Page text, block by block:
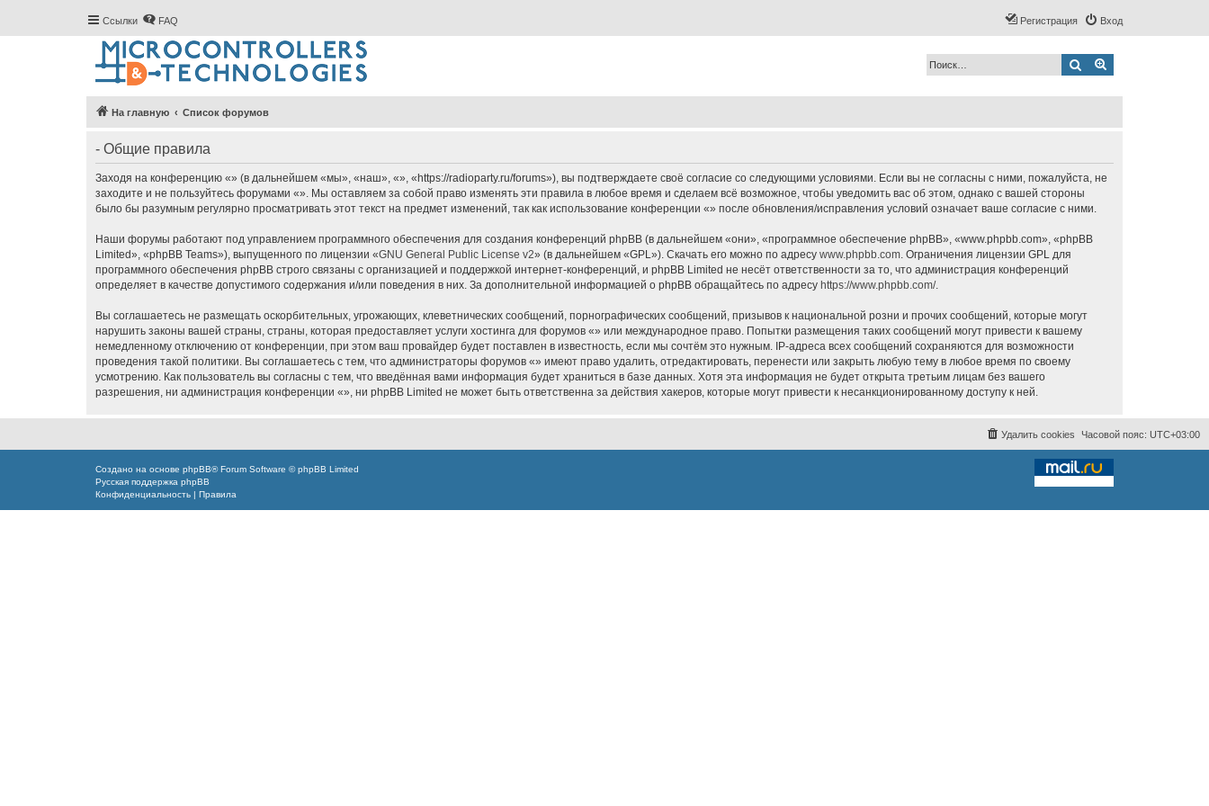
Ссылки FAQ Вход
Регистрация
Поиск
На главную Список форумов
- Общие правила
Заходя на конференцию «» (в дальнейшем «мы», «наш», «», «https://radioparty.ru/forums»), вы подтверждаете своё согласие со следующими условиями. Если вы не согласны с ними, пожалуйста, не
заходите и не пользуйтесь форумами «». Мы оставляем за собой право изменять эти правила в любое время и сделаем всё возможное, чтобы уведомить вас об этом, однако с вашей стороны
было бы разумным регулярно просматривать этот текст на предмет изменений, так как использование конференции «» после обновления/исправления условий означает ваше согласие с ними.
Наши форумы работают под управлением программного обеспечения для создания конференций phpBB (в дальнейшем «они», «программное обеспечение phpBB», «www.phpbb.com», «phpBB
Limited», «phpBB Teams»), выпущенного по лицензии «GNU General Public License v2» (в дальнейшем «GPL»). Скачать его можно по адресу www.phpbb.com. Ограничения лицензии GPL для
программного обеспечения phpBB строго связаны с организацией и поддержкой интернет-конференций, и phpBB Limited не несёт ответственности за то, что администрация конференций
определяет в качестве допустимого содержания и/или поведения в них. За дополнительной информацией о phpBB обращайтесь по адресу https://www.phpbb.com/.
Вы соглашаетесь не размещать оскорбительных, угрожающих, клеветнических сообщений, порнографических сообщений, призывов к национальной розни и прочих сообщений, которые могут
нарушить законы вашей страны, страны, которая предоставляет услуги хостинга для форумов «» или международное право. Попытки размещения таких сообщений могут привести к вашему
немедленному отключению от конференции, при этом ваш провайдер будет поставлен в известность, если мы сочтём это нужным. IP-адреса всех сообщений сохраняются для возможности
проведения такой политики. Вы соглашаетесь с тем, что администраторы форумов «» имеют право удалить, отредактировать, перенести или закрыть любую тему в любое время по своему
усмотрению. Как пользователь вы согласны с тем, что введённая вами информация будет храниться в базе данных. Хотя эта информация не будет открыта третьим лицам без вашего
разрешения, ни администрация конференции «», ни phpBB Limited не может быть ответственна за действия хакеров, которые могут привести к несанкционированному доступу к ней.
Часовой пояс: UTC+03:00
Удалить cookies
Создано на основе phpBB® Forum Software © phpBB Limited
Русская поддержка phpBB
Конфиденциальность | Правила